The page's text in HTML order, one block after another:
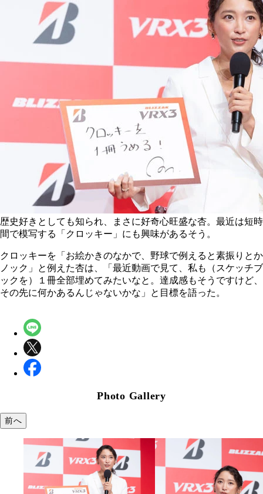
歴史好きとしても知られ、まさに好奇心旺盛な杏。最近は短時
間で模写する「クロッキー」にも興味があるそう。
クロッキーを「お絵かきのなかで、野球で例えると素振りとか
ノック」と例えた杏は、「最近動画で見て、私も（スケッチブ
ックを）１冊全部埋めてみたいなと。達成感もそうですけど、
その先に何かあるんじゃないかな」と目標を語った。
Photo Gallery
前へ